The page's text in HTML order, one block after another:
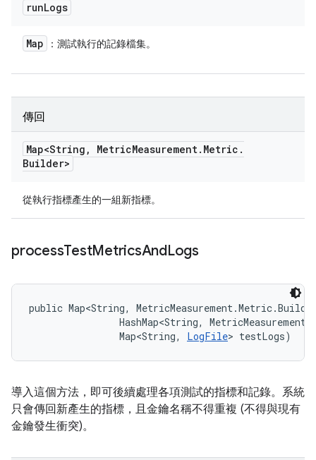
runLogs
Map ：測試執行的記錄檔集。
傳回
Map<String , MetricMeasurement. Metric .
Builder>
從執行指標產生的一組新指標。
processTestMetricsAndLogs
public Map<String,
HashMap<String,
                Map<String,
LogFile> testLogs)
導入這個方法，即可後續處理各項測試的指標和記錄。系統
只會傳回新產生的指標，且金鑰名稱不得重複 (不得與現有
金鑰發生衝突)。